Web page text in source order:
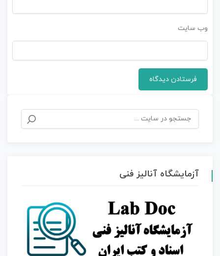
وب‌ سایت
آزمایشگاه آنالیز فنی